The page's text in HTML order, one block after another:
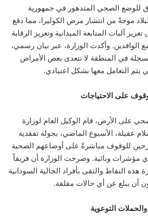
للوضع الصحي المتدهور في جمهورية
موجةً من انتشار مرض الكوليرا، مما دفع
آليات المتابعة الميدانية وتعزيز الرقابة
الوافدين. وأكدت الوزارة، عبر بيان رسمي،
في المنطقة لا تتعدى بعض الأمراض
يتم التعامل معها بشكل اعتيادي.
على الاحتياجات
على الأرض، قام الوكيل العام لوزارة
عقيلة، الأسبوع الماضي، بجولة تفقدية
للوقوف مباشرةً على أوضاعهم الصحية
مؤشرات وبائية. وصرحت الوزارة أن فريقاً
هذه النقاط والتقى بأفراد الجالية السودانية
أن يبلغ عن أي حالات مقلقة.
التوعوية